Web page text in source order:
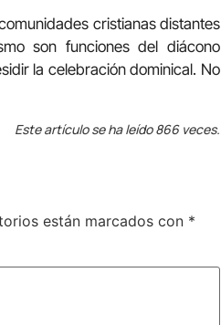
cristianas distantes
son funciones del diácono
la celebración dominical. No
Este artículo se ha leído 866 veces.
están marcados con *